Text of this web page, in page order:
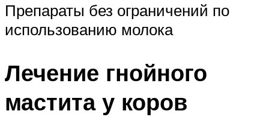
Препараты без ограничений по
использованию молока
Лечение гнойного
мастита у коров